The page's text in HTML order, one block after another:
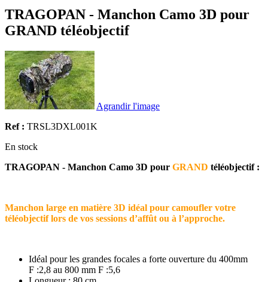
TRAGOPAN - Manchon Camo 3D pour
GRAND téléobjectif
Agrandir l'image
Ref : TRSL3DXL001K
En stock
TRAGOPAN - Manchon Camo 3D pour GRAND téléobjectif :
Manchon large en matière 3D idéal pour camoufler votre
téléobjectif lors de vos sessions d’affût ou à l’approche.
Idéal pour les grandes focales a forte ouverture du 400mm
F :2,8 au 800 mm F :5,6